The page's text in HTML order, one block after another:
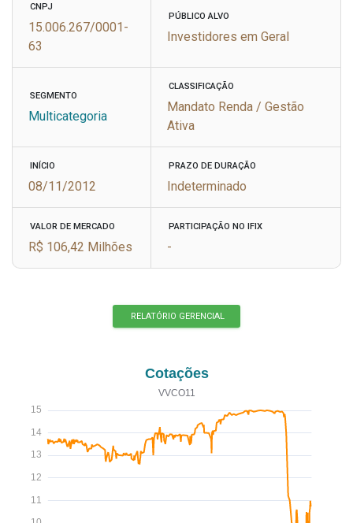
CNPJ
15.006.267/0001-
63
PÚBLICO ALVO
Investidores em Geral
SEGMENTO
Multicategoria
CLASSIFICAÇÃO
Mandato Renda / Gestão
Ativa
INÍCIO
08/11/2012
PRAZO DE DURAÇÃO
Indeterminado
VALOR DE MERCADO
R$ 106,42 Milhões
PARTICIPAÇÃO NO IFIX
-
RELATÓRIO GERENCIAL